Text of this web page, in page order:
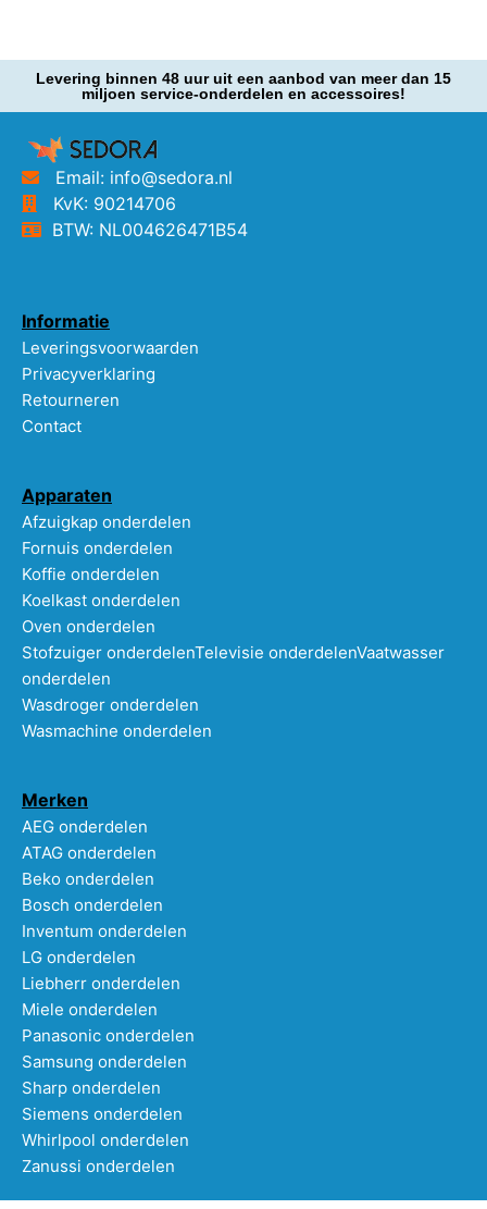
Levering binnen 48 uur uit een aanbod van meer dan 15
miljoen service-onderdelen en accessoires!
Email: info@sedora.nl
KvK: 90214706
BTW: NL004626471B54
Informatie
Leveringsvoorwaarden
Privacyverklaring
Retourneren
Contact
Apparaten
Afzuigkap onderdelen
Fornuis onderdelen
Koffie onderdelen
Koelkast onderdelen
Oven onderdelen
Stofzuiger onderdelenTelevisie onderdelenVaatwasser
onderdelen
Wasdroger onderdelen
Wasmachine onderdelen
Merken
AEG onderdelen
ATAG onderdelen
Beko onderdelen
Bosch onderdelen
Inventum onderdelen
LG onderdelen
Liebherr onderdelen
Miele onderdelen
Panasonic onderdelen
Samsung onderdelen
Sharp onderdelen
Siemens onderdelen
Whirlpool onderdelen
Zanussi onderdelen